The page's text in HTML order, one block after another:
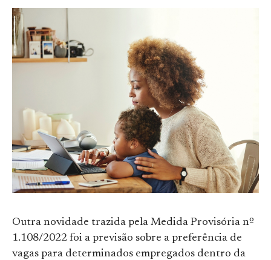
Outra novidade trazida pela Medida Provisória nº
1.108/2022 foi a previsão sobre a preferência de
vagas para determinados empregados dentro da